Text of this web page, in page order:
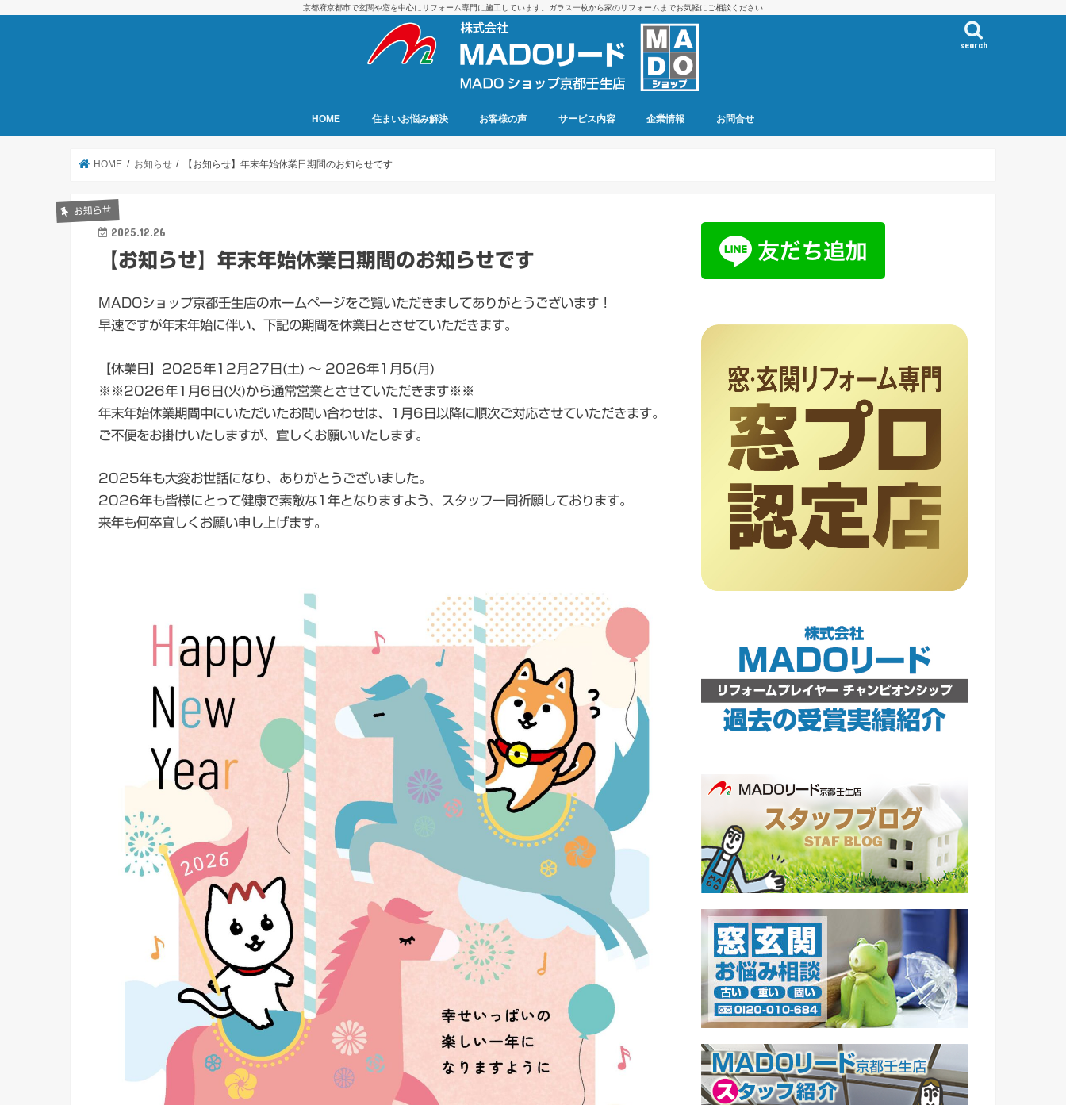
京都府京都市で玄関や窓を中心にリフォーム専門に施工しています。ガラス一枚から家のリフォームまでお気軽にご相談ください
search
HOME 住まいお悩み解決 お客様の声 サービス内容 企業情報 お問合せ
HOME お知らせ 【お知らせ】年末年始休業日期間のお知らせです
お知らせ
2025.12.26
【お知らせ】年末年始休業日期間のお知らせです
MADOショップ京都壬生店のホームページをご覧いただきましてありがとうございます！
早速ですが年末年始に伴い、下記の期間を休業日とさせていただきます。
【休業日】2025年12月27日(土) ～ 2026年1月5(月)
※※2026年1月6日(火)から通常営業とさせていただきます※※
年末年始休業期間中にいただいたお問い合わせは、1月6日以降に順次ご対応させていただきます。
ご不便をお掛けいたしますが、宜しくお願いいたします。
2025年も大変お世話になり、ありがとうございました。
2026年も皆様にとって健康で素敵な1年となりますよう、スタッフ一同祈願しております。
来年も何卒宜しくお願い申し上げます。